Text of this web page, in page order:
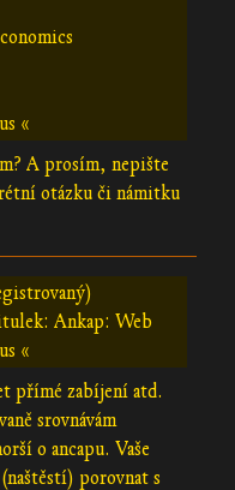
«
A prosím, nepište
otázku či námitku
Ankap: Web
«
přímé zabíjení atd.
srovnávám
o ancapu. Vaše
porovnat s